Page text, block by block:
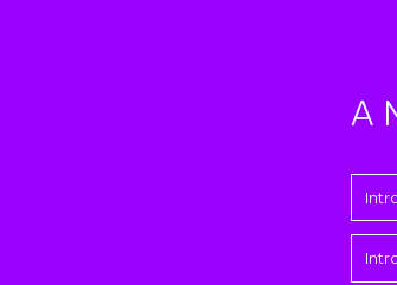
A